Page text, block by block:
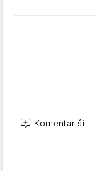
Komentariši